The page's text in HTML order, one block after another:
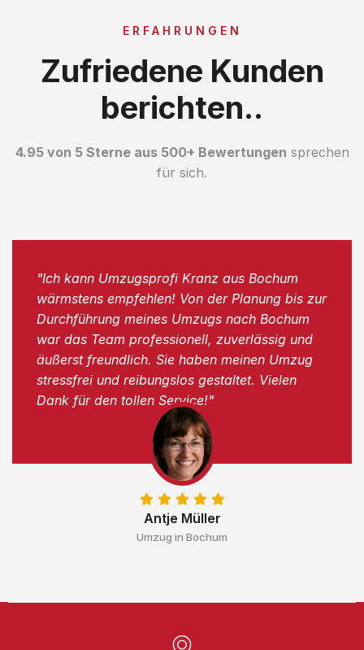
ERFAHRUNGEN
Zufriedene Kunden
berichten..
4.95 von 5 Sterne aus 500+ Bewertungen sprechen
für sich.
Antje Müller
Umzug in Bochum
"Ich kann Umzugsprofi Kranz aus Bochum
wärmstens empfehlen! Von der Planung bis zur
Durchführung meines Umzugs nach Bochum
war das Team professionell, zuverlässig und
äußerst freundlich. Sie haben meinen Umzug
stressfrei und reibungslos gestaltet. Vielen
Dank für den tollen Service!"